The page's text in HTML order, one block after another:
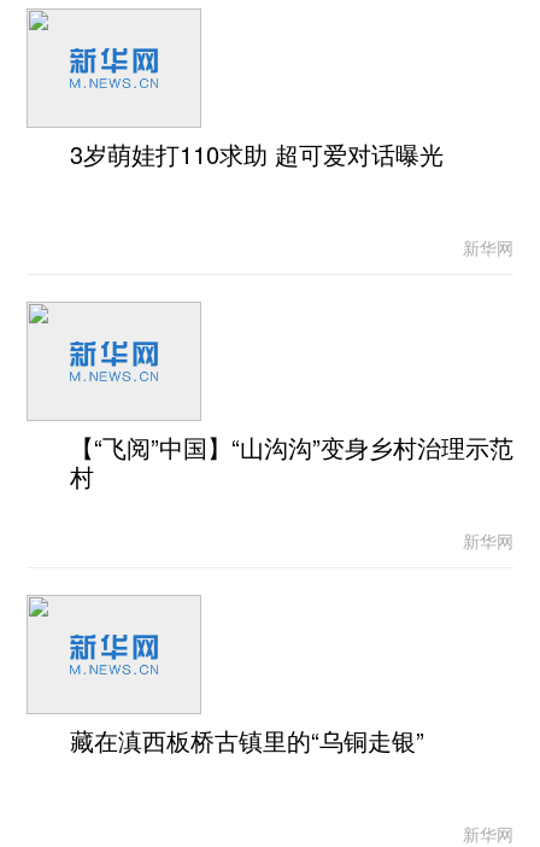
3岁萌娃打110求助 超可爱对话曝光
新华网
【“飞阅”中国】“山沟沟”变身乡村治理示范
村
新华网
藏在滇西板桥古镇里的“乌铜走银”
新华网